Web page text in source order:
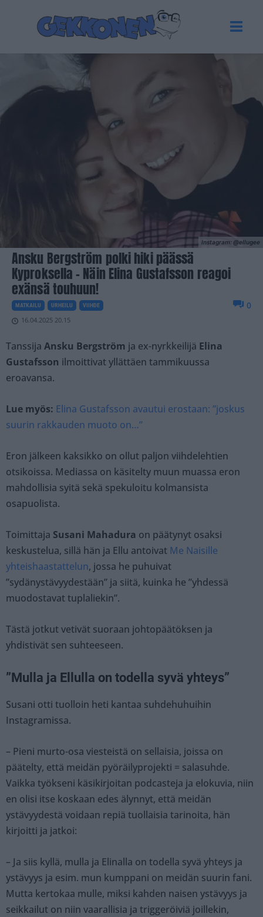
Instagram: @ellugee
Ansku Bergström polki hiki päässä
Kyproksella – Näin Elina Gustafsson reagoi
exänsä touhuun!
MATKAILU URHEILU VIIHDE
16.04.2025 20.15
0
Tanssija Ansku Bergström ja ex-nyrkkeilijä Elina
Gustafsson ilmoittivat yllättäen tammikuussa
eroavansa.
Lue myös: Elina Gustafsson avautui erostaan: ”joskus
suurin rakkauden muoto on…”
Eron jälkeen kaksikko on ollut paljon viihdelehtien
otsikoissa. Mediassa on käsitelty muun muassa eron
mahdollisia syitä sekä spekuloitu kolmansista
osapuolista.
Toimittaja Susani Mahadura on päätynyt osaksi
keskustelua, sillä hän ja Ellu antoivat Me Naisille
yhteishaastattelun, jossa he puhuivat
”sydänystävyydestään” ja siitä, kuinka he ”yhdessä
muodostavat tuplaliekin”.
Tästä jotkut vetivät suoraan johtopäätöksen ja
yhdistivät sen suhteeseen.
”Mulla ja Ellulla on todella syvä yhteys”
Susani otti tuolloin heti kantaa suhdehuhuihin
Instagramissa.
– Pieni murto-osa viesteistä on sellaisia, joissa on
päätelty, että meidän pyöräilyprojekti = salasuhde.
Vaikka työkseni käsikirjoitan podcasteja ja elokuvia, niin
en olisi itse koskaan edes älynnyt, että meidän
ystävyydestä voidaan repiä tuollaisia tarinoita, hän
kirjoitti ja jatkoi:
– Ja siis kyllä, mulla ja Elinalla on todella syvä yhteys ja
ystävyys ja esim. mun kumppani on meidän suurin fani.
Mutta kertokaa mulle, miksi kahden naisen ystävyys ja
seikkailut on niin vaarallisia ja triggeröiviä joillekin,